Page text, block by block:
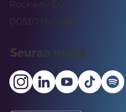
Rockway Oy
00510 Helsinki
Seuraa meitä